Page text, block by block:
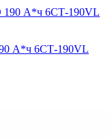
А*ч 6СТ-190VL